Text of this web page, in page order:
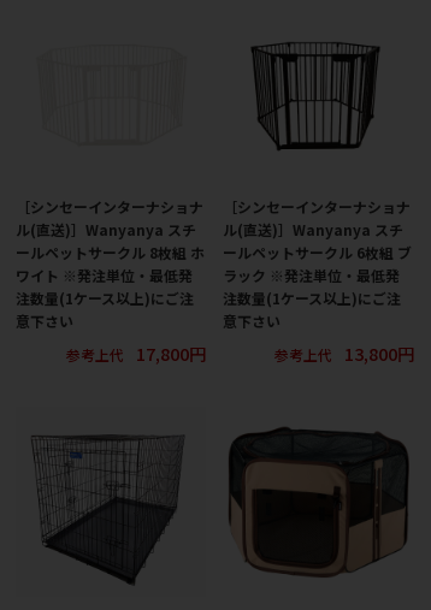
［シンセーインターナショナ
ル(直送)］Wanyanya スチ
ールペットサークル 8枚組 ホ
ワイト ※発注単位・最低発
注数量(1ケース以上)にご注
意下さい
参考上代
17,800円
［シンセーインターナショナ
ル(直送)］Wanyanya スチ
ールペットサークル 6枚組 ブ
ラック ※発注単位・最低発
注数量(1ケース以上)にご注
意下さい
参考上代
13,800円